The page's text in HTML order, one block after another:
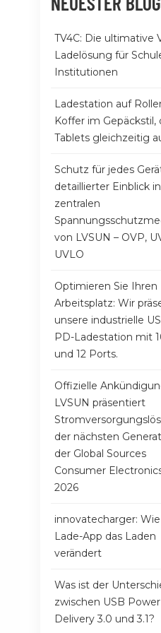
TV4C: Die ultimative
Ladelösung für
Institutionen
Ladestation auf
Koffer im Gepäckstil,
Tablets gleichzeitig
Schutz für jedes
detaillierter Einblick
zentralen
von LVSUN – OVP,
UVLO
Optimieren Sie Ihren
Arbeitsplatz: Wir
unsere industrielle
PD-Ladestation mit
und 12 Ports.
Offizielle
LVSUN präsentiert
der nächsten
der Global Sources
Consumer
2026
innovatecharger:
Lade-App das Laden
verändert
Was ist der
zwischen USB Power
Delivery 3.0 und 3.1?